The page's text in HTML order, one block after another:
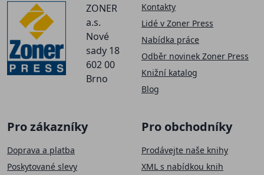
ZONER
a.s.
Nové
sady 18
602 00
Brno
Kontakty
Lidé v Zoner Press
Nabídka práce
Odběr novinek Zoner Press
Knižní katalog
Blog
Pro zákazníky
Doprava a platba
Poskytované slevy
Pro obchodníky
Prodávejte naše knihy
XML s nabídkou knih